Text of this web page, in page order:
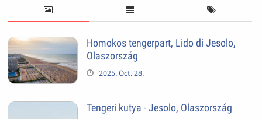
Homokos tengerpart, Lido di Jesolo,
Olaszország
2025. Oct. 28.
Tengeri kutya - Jesolo, Olaszország